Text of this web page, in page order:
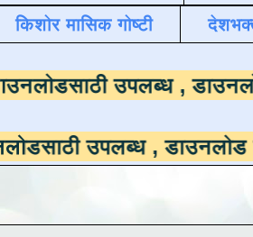
किशोर मासिक गोष्टी
पर्यंत डाउनलोडसाठी
,डाउनलोड